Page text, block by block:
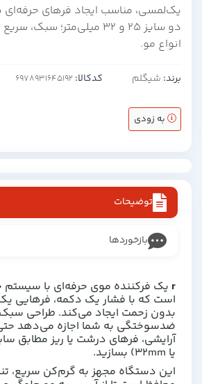
یک‌لمسی، مناسب ایجاد فرهای حرفه‌ای
دو سایز ۲۵ و ۳۲ میلی‌متر؛
انواع مو.
برند: شیگلم کدکالا:
به زودی
توضیحات
بازخوردها
r یک فرکننده موی حرفه‌ای با
است که با فشار یک دکمه، فرهایی
بدون زحمت ایجاد می‌کند. طراحی
ضدسوختگی به شما اجازه می‌دهد
یا ۳۲mm) بسازید.
این دستگاه مجهز به گرم‌کن سریع،